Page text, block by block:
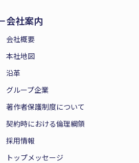
会社案内
会社概要
本社地図
沿革
グループ企業
著作者保護制度について
契約時における倫理綱領
採用情報
トップメッセージ